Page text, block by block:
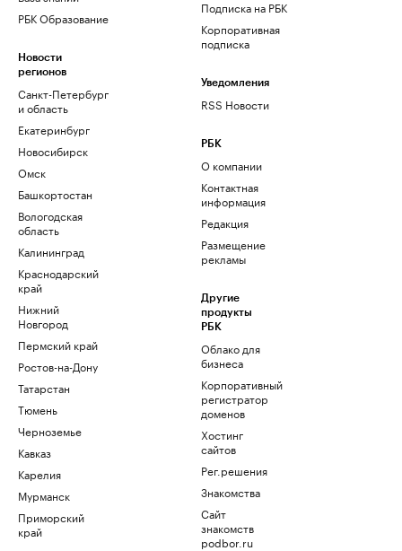
РБК Образование
Новости
регионов
Санкт-Петербург
и область
Екатеринбург
Новосибирск
Омск
Башкортостан
Вологодская
область
Калининград
Краснодарский
край
Нижний
Новгород
Пермский край
Ростов-на-Дону
Татарстан
Тюмень
Черноземье
Кавказ
Карелия
Мурманск
Приморский
край
Подписка на РБК
Корпоративная
подписка
Уведомления
RSS Новости
РБК
О компании
Контактная
информация
Редакция
Размещение
рекламы
Другие
продукты
РБК
Облако для
бизнеса
Корпоративный
регистратор
доменов
Хостинг
сайтов
Рег.решения
Знакомства
Сайт
знакомств
podbor.ru